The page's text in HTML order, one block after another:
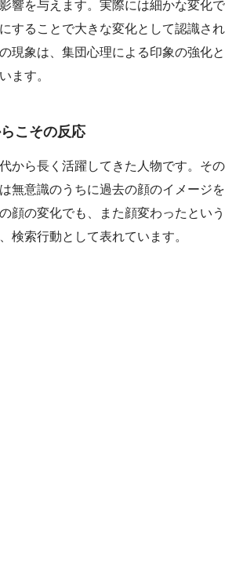
響を与えます。実際には細かな変化で
することで大きな変化として認識され
現象は、集団心理による印象の強化と
ます。
こその反応
から長く活躍してきた人物です。その
無意識のうちに過去の顔のイメージを
顔の変化でも、また顔変わったという
検索行動として表れています。